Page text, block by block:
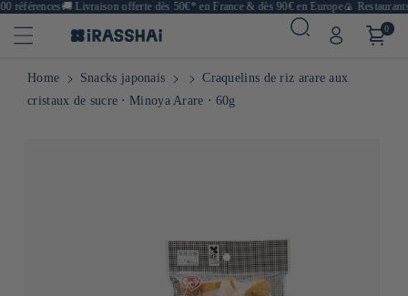
références🚚Livraison offerte dès 50€* en France & dès 90€ en Europe🍙
0
Home Snacks japonais
Craquelins de riz arare aux
cristaux de sucre ⋅ Minoya Arare ⋅ 60g